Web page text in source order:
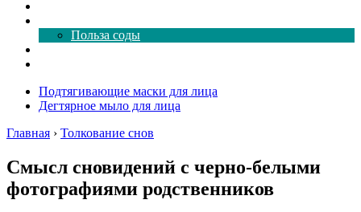
Польза соды
Подтягивающие маски для лица
Дегтярное мыло для лица
Главная › Толкование снов
Смысл сновидений с черно-белыми
фотографиями родственников